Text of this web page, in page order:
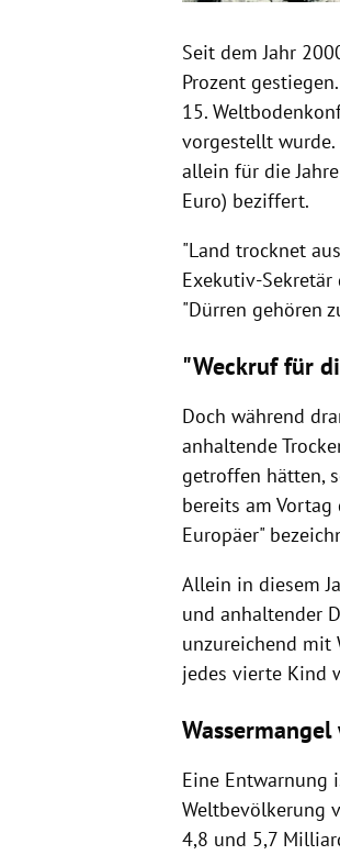
Seit dem Jahr
Prozent
15.
vorgestellt
allein für die
Euro) beziffert.
"Land trocknet
Exekutiv-Sekretär
"Dürren gehören
"Weckruf für
Doch während
anhaltende
getroffen hätten,
bereits am
Europäer"
Allein in diesem
und anhaltender
unzureichend mit
jedes vierte Kind
Eine Entwarnung
Weltbevölkerung
4,8 und 5,7